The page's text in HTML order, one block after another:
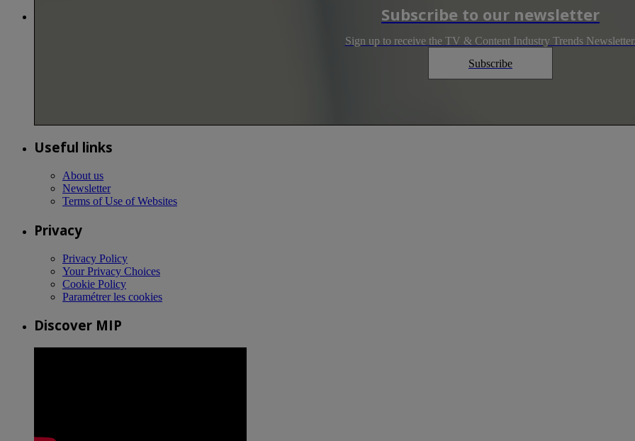
Subscribe to our newsletter
Sign up to receive the TV & Content Industry Trends
Subscribe
Useful links
About us
Newsletter
Terms of Use of Websites
Privacy
Privacy Policy
Your Privacy Choices
Cookie Policy
Paramétrer les cookies
Discover MIP